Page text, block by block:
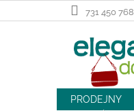
na
731 450 768
PRODEJNY